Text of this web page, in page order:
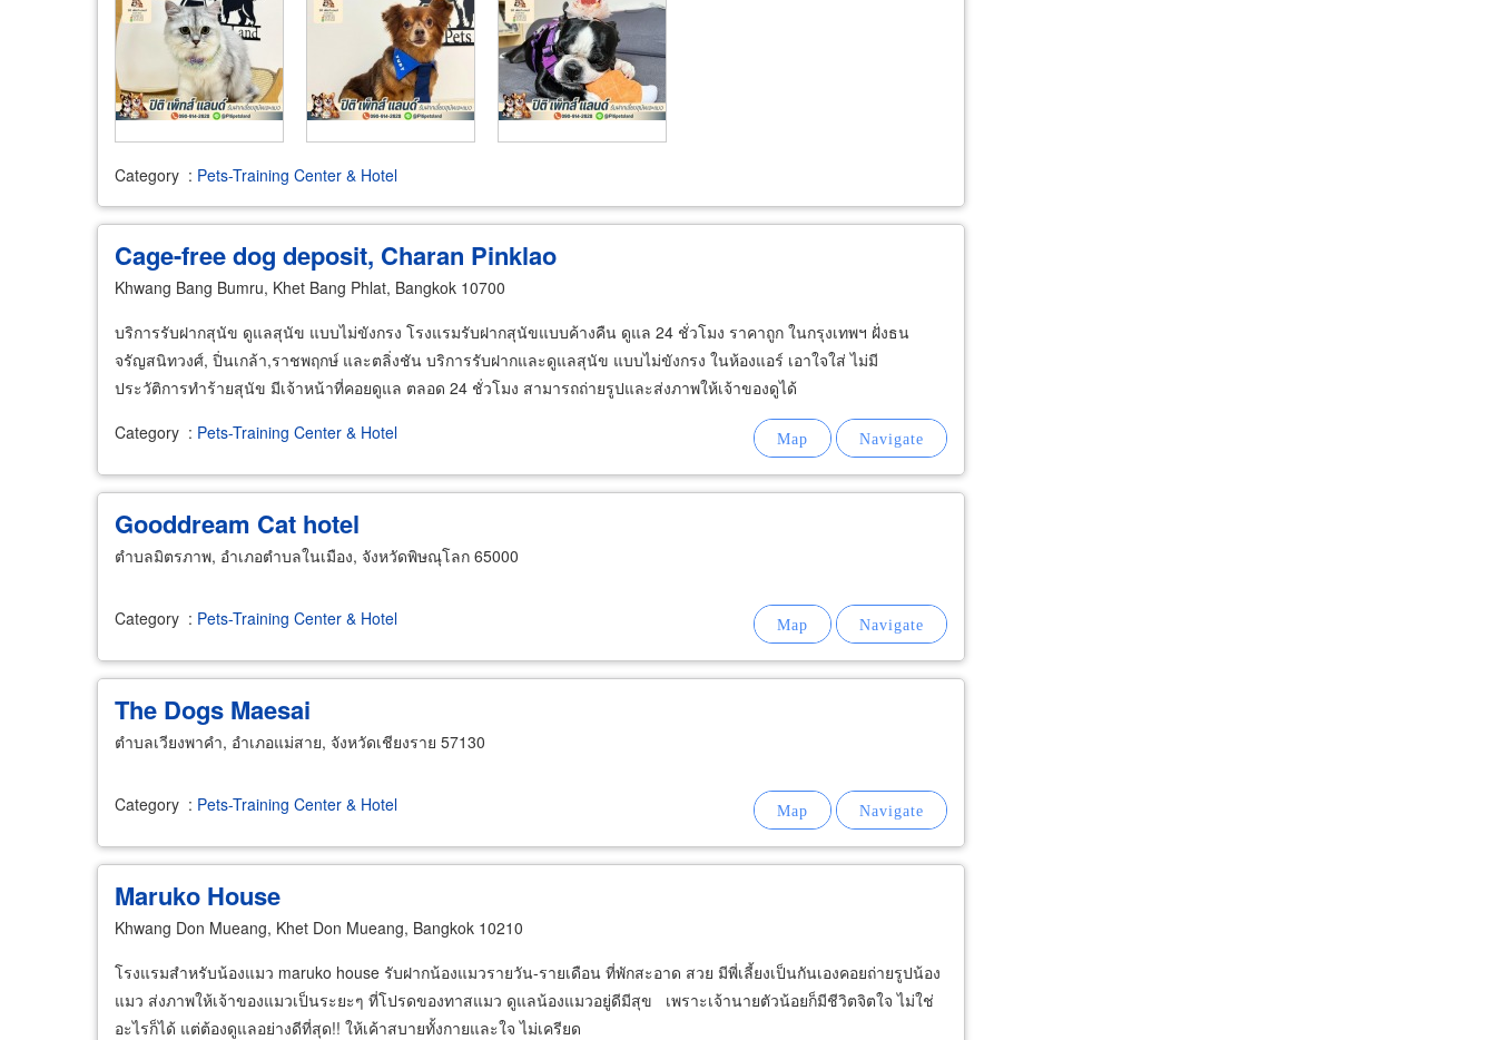
Category : Pets-Training Center & Hotel
Cage-free dog deposit, Charan Pinklao
Khwang Bang Bumru, Khet Bang Phlat, Bangkok 10700
บริการรับฝากสุนัข ดูแลสุนัข แบบไม่ขังกรง โรงแรมรับฝากสุนัขแบบค้างคืน ดูแล 24 ชั่วโมง ราคาถูก ในกรุงเทพฯ ฝั่งธน
จรัญสนิทวงศ์, ปิ่นเกล้า,ราชพฤกษ์ และตลิ่งชัน บริการรับฝากและดูแลสุนัข แบบไม่ขังกรง ในห้องแอร์ เอาใจใส่ ไม่มี
ประวัติการทำร้ายสุนัข มีเจ้าหน้าที่คอยดูแล ตลอด 24 ชั่วโมง สามารถถ่ายรูปและส่งภาพให้เจ้าของดูได้
Category : Pets-Training Center & Hotel
Gooddream Cat hotel
ตำบลมิตรภาพ, อำเภอตำบลในเมือง, จังหวัดพิษณุโลก 65000
Category : Pets-Training Center & Hotel
The Dogs Maesai
ตำบลเวียงพาคำ, อำเภอแม่สาย, จังหวัดเชียงราย 57130
Category : Pets-Training Center & Hotel
Maruko House
Khwang Don Mueang, Khet Don Mueang, Bangkok 10210
โรงแรมสำหรับน้องแมว maruko house รับฝากน้องแมวรายวัน-รายเดือน ที่พักสะอาด สวย มีพี่เลี้ยงเป็นกันเองคอยถ่ายรูปน้อง
แมว ส่งภาพให้เจ้าของแมวเป็นระยะๆ ที่โปรดของทาสแมว ดูแลน้องแมวอยู่ดีมีสุข เพราะเจ้านายตัวน้อยก็มีชีวิตจิตใจ ไม่ใช่
อะไรก็ได้ แต่ต้องดูแลอย่างดีที่สุด!! ให้เค้าสบายทั้งกายและใจ ไม่เครียด